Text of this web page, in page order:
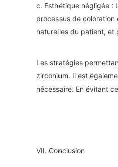
c. Esthétique négligée :
processus de coloration
naturelles du patient, et
Les stratégies
zirconium. Il est
nécessaire. En évitant
VII. Conclusion